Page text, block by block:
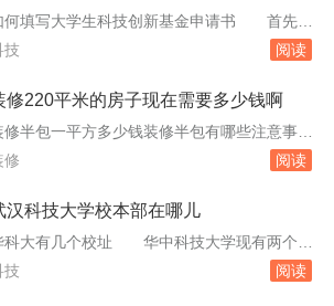
格或其它中式的传统图案，用实木雕刻成各式
材造型，打磨光滑，富有。实木家具那种木材
何填写大学生科技创新基金申请书 首先，
学生创新基金比起一般型和重点型，需要的材
。以下以这=几=个核心来说明。一创业团队。
发能力。技术、财务、管理也是一样，要围绕
你报的这个项目，来描述。二、产品技术产
技 阅读
修220平米的房子现在需要多少钱啊
修半包一平方多少钱装修半包有哪些注意事
以下是根据不同装修标准的大致价格范
：220-230元/平方米简单化装修：160-170元/
的注意事项，主要包括以下几个方面：明确半
含义：半包一般意义...
修 阅读
汉科技大学校本部在哪儿
科大有几个校址 华中科技大学现有两个校
，主校区是华科本部，在武汉洪山区；而同济
技 阅读